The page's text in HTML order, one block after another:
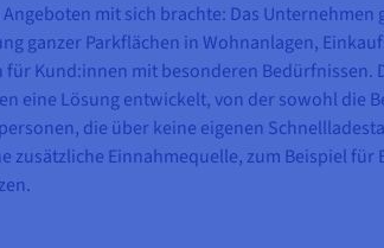
mit sich brachte: Das Unternehmen
ganzer Parkflächen in Wohnanlagen,
Kund:innen mit besonderen Bedürfnissen.
eine Lösung entwickelt, von der sowohl die
die über keine eigenen
Einnahmequelle, zum Beispiel für